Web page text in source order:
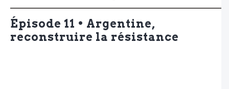
Épisode 11 • Argentine,
reconstruire la résistance